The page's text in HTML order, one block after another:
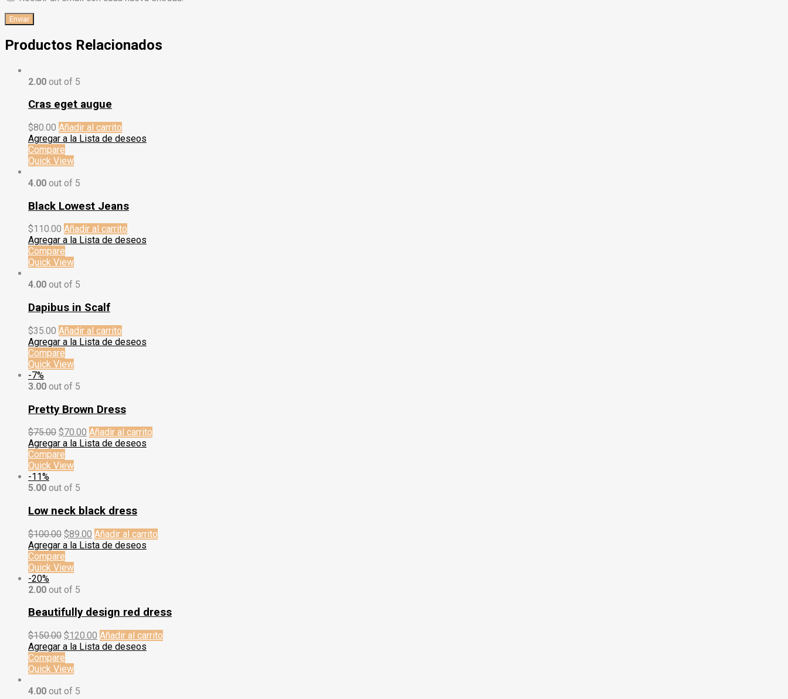
Productos Relacionados
2.00 out of 5
Cras eget augue
$80.00 Añadir al carrito
Agregar a la Lista de deseos
Compare
Quick View
4.00 out of 5
Black Lowest Jeans
$110.00 Añadir al carrito
Agregar a la Lista de deseos
Compare
Quick View
4.00 out of 5
Dapibus in Scalf
$35.00 Añadir al carrito
Agregar a la Lista de deseos
Compare
Quick View
-7%
3.00 out of 5
Pretty Brown Dress
$75.00 $70.00 Añadir al carrito
Agregar a la Lista de deseos
Compare
Quick View
-11%
5.00 out of 5
Low neck black dress
$100.00 $89.00 Añadir al carrito
Agregar a la Lista de deseos
Compare
Quick View
-20%
2.00 out of 5
Beautifully design red dress
$150.00 $120.00 Añadir al carrito
Agregar a la Lista de deseos
Compare
Quick View
4.00 out of 5